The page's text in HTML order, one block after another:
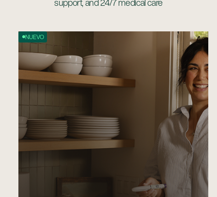
support, and 24/7 medical care
NUEVO